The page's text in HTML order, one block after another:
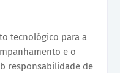
tecnológico para a
e o
responsabilidade de